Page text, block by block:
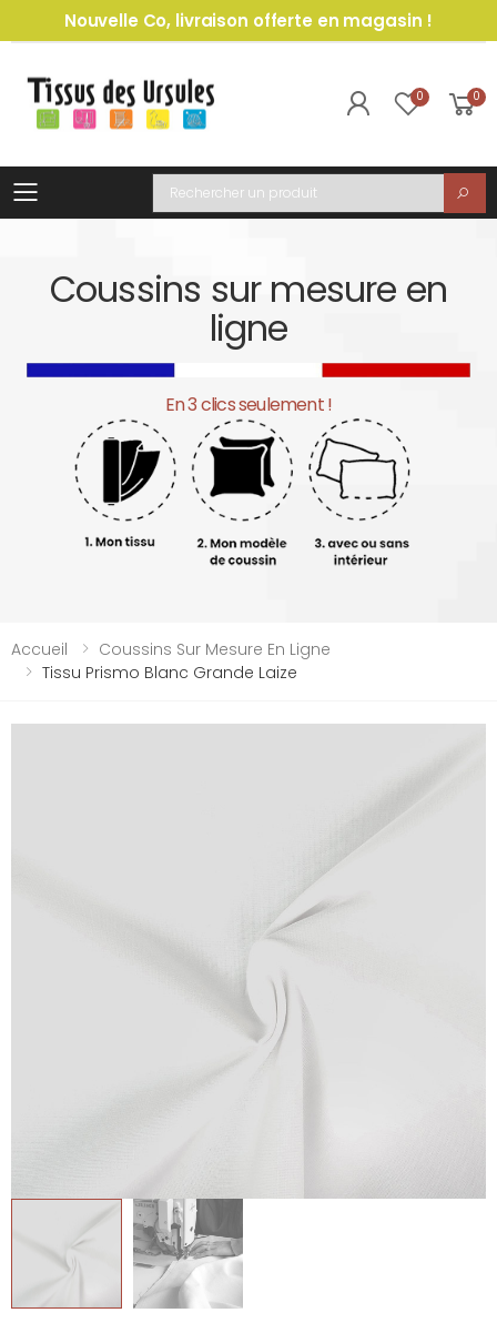
Nouvelle Co, livraison offerte en magasin !
0 0
Toggle mobile menu
Recherche
Coussins sur mesure en
ligne
En 3 clics seulement !
Accueil
Coussins Sur Mesure En Ligne
Tissu Prismo Blanc Grande Laize